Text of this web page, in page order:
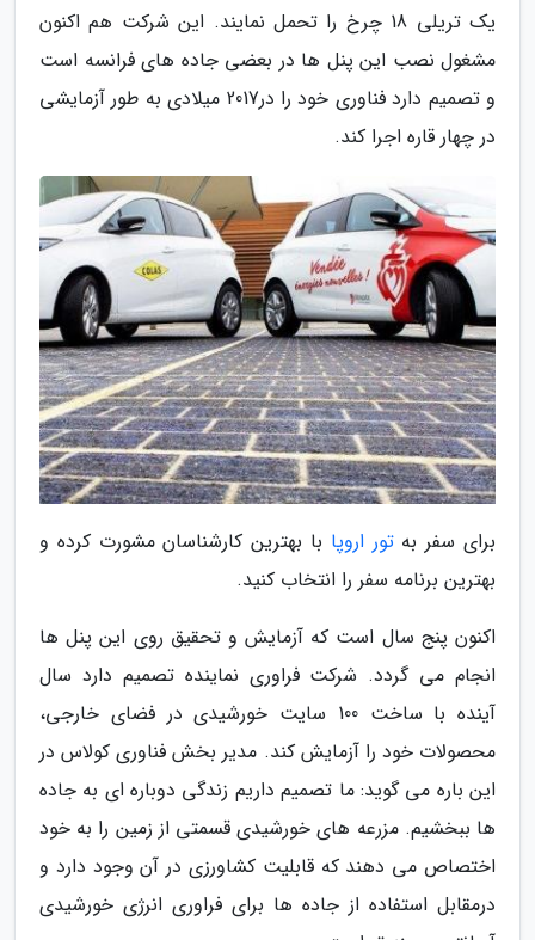
یک تریلی 18 چرخ را تحمل نمایند. این شرکت هم اکنون
مشغول نصب این پنل ها در بعضی جاده های فرانسه است
و تصمیم دارد فناوری خود را در2017 میلادی به طور آزمایشی
در چهار قاره اجرا کند.
برای سفر بهتور اروپا با بهترین کارشناسان مشورت کرده و
بهترین برنامه سفر را انتخاب کنید.
اکنون پنج سال است که آزمایش و تحقیق روی این پنل ها
انجام می گردد. شرکت فراوری نماینده تصمیم دارد سال
آینده با ساخت 100 سایت خورشیدی در فضای خارجی،
محصولات خود را آزمایش کند. مدیر بخش فناوری کولاس در
این باره می گوید: ما تصمیم داریم زندگی دوباره ای به جاده
ها ببخشیم. مزرعه های خورشیدی قسمتی از زمین را به خود
اختصاص می دهند که قابلیت کشاورزی در آن وجود دارد و
درمقابل استفاده از جاده ها برای فراوری انرژی خورشیدی